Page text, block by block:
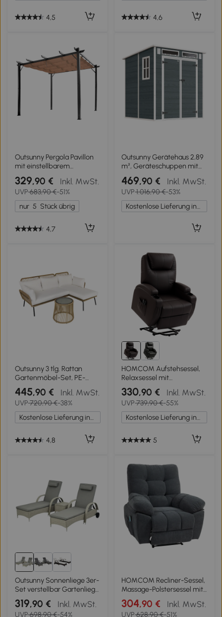
4,5 4,6
Outsunny Pergola Pavillon
mit einstellbarem
Stoffdach 3 x 4 m
Terrassen-Vordach
Aluminium Sonnenschutz
Überdachung Terrasse
Garten Grau+Braun
329,90 € Inkl. MwSt.
UVP683,90 €-51%
nur 5 Stück übrig
4,7
Outsunny Gerätehaus 2,89
m², Geräteschuppen mit
Holzoptik 3 Fenster
Doppeltür Belüftung Boden
Schloss, 182 x 182 x 196 cm
469,90 € Inkl. MwSt.
UVP1.016,90 €-53%
Kostenlose Lieferung innerhalb Deutschlands
Outsunny 3 tlg. Rattan
Gartenmöbel-Set, PE-
Rattan, 1 Ecksofa, 1 Liege,
inkl. Kissen,
wetterbeständig, Kaffee
+Creme
445,90 € Inkl. MwSt.
UVP720,90 €-38%
Kostenlose Lieferung innerhalb Deutschlands
4,8
HOMCOM Aufstehsessel,
Relaxsessel mit
Aufstehhilfe, inkl.
Fernbedienung,
Becherhalter, verstellbare
Rückenlehne, Braun
330,90 € Inkl. MwSt.
UVP739,90 €-55%
Kostenlose Lieferung innerhalb Deutschlands
5
Outsunny Sonnenliege 3er-
Set verstellbar Gartenliege
Set mit Tisch Gartenmöbel
aus Polyrattan Grau
319,90 € Inkl. MwSt.
UVP698,90 €-54%
HOMCOM Recliner-Sessel,
Massage-Polstersessel mit
8 Vibrationspunkten,
verstellbare Fußstütze,
304,90 € Inkl. MwSt.
UVP628,90 €-51%